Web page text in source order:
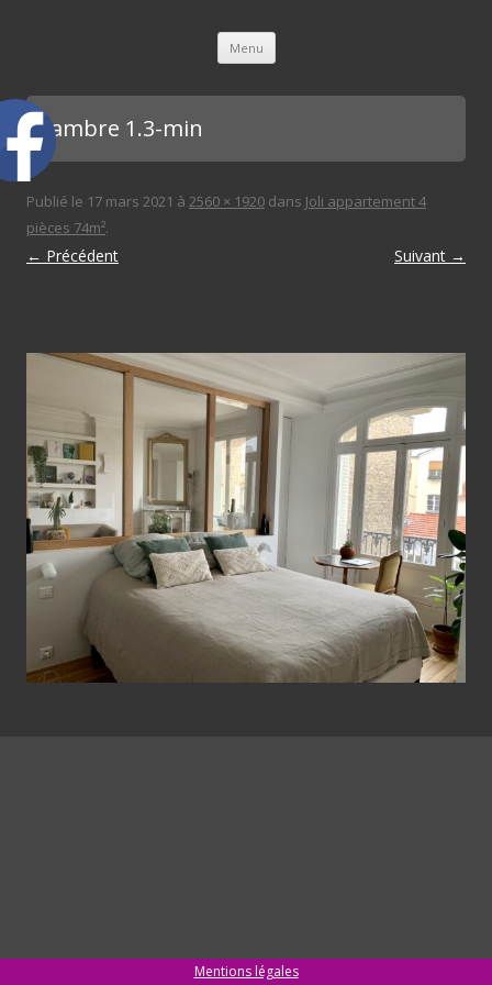
Menu Aller au contenu principal
chambre 1.3-min
Publié le 17 mars 2021 à 2560 × 1920 dans Joli appartement 4
pièces 74m².
← Précédent Suivant →
Mentions légales